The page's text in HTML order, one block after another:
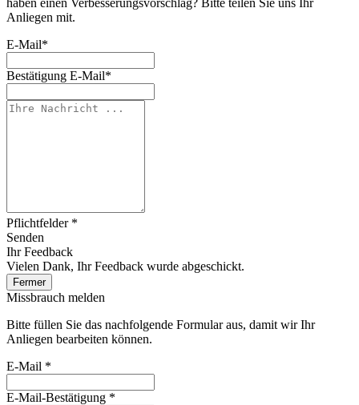
Anliegen mit.
E-Mail*
Bestätigung E-Mail*
Pflichtfelder *
Senden
Ihr Feedback
Vielen Dank, Ihr Feedback wurde abgeschickt.
Fermer
Missbrauch melden
Bitte füllen Sie das nachfolgende Formular aus, damit wir Ihr
Anliegen bearbeiten können.
E-Mail *
E-Mail-Bestätigung *